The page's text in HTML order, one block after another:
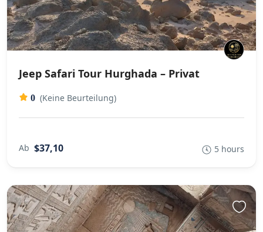
Jeep Safari Tour Hurghada – Privat
0 (Keine Beurteilung)
Ab $37,10 5 hours